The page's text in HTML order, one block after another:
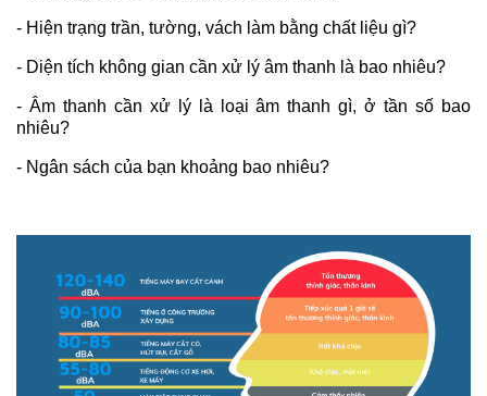
- Hiện trạng trần, tường, vách làm bằng chất liệu gì?
- Diện tích không gian cần xử lý âm thanh là bao nhiêu?
- Âm thanh cần xử lý là loại âm thanh gì, ở tần số bao
nhiêu?
- Ngân sách của bạn khoảng bao nhiêu?